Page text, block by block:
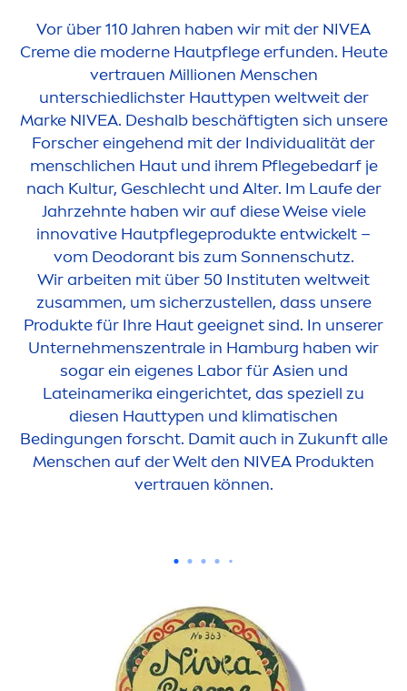
Vor über 110 Jahren haben wir mit der NIVEA
Cremedie moderne Hautpflege erfunden. Heute
vertrauen Millionen Menschen
unterschiedlichster Hauttypen weltweit der
Marke NIVEA. Deshalb beschäftigten sich unsere
Forscher eingehend mit der Individualität der
menschlichen Haut und ihrem Pflegebedarf je
nach Kultur, Geschlecht und Alter. Im Laufe der
Jahrzehnte haben wir auf diese Weise viele
innovative Hautpflegeprodukte entwickelt –
vom Deodorant bis zum Sonnenschutz.
Wir arbeiten mit über 50 Instituten weltweit
zusammen, um sicherzustellen, dass unsere
Produkte für Ihre Haut geeignet sind. In unserer
Unternehmenszentrale in Hamburg haben wir
sogar ein eigenes Labor für Asien und
Lateinamerika eingerichtet, das speziell zu
diesen Hauttypen und klimatischen
Bedingungen forscht. Damit auch in Zukunft alle
Menschen auf der Welt den NIVEA Produkten
vertrauen können.